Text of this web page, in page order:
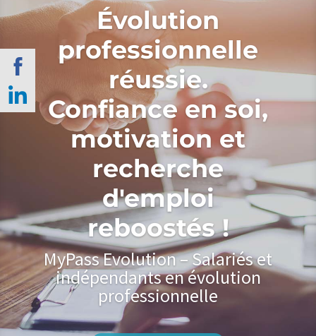
Évolution
professionnelle
réussie.
Confiance en soi,
motivation et
recherche
d'emploi
reboostés !
MyPass Evolution – Salariés et
indépendants en évolution
professionnelle
Share
on
Facebook
Share
LinkedIn